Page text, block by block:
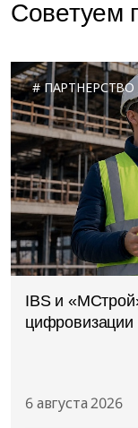
Советуем
ПАРТНЕРСТВО
IBS и
цифровизации
6 августа 2026